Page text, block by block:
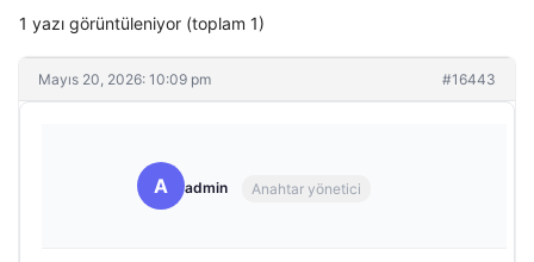
1 yazı görüntüleniyor (toplam 1)
Mayıs 20, 2026: 10:09 pm #16443
A admin Anahtar yönetici